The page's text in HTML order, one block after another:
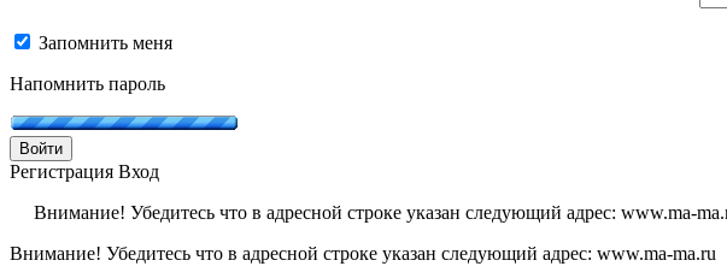
Запомнить меня
Напомнить пароль
Войти
Регистрация Вход
Внимание! Убедитесь что в адресной строке указан следующий адрес: www.ma-
Внимание! Убедитесь что в адресной строке указан следующий адрес: www.ma-ma.ru